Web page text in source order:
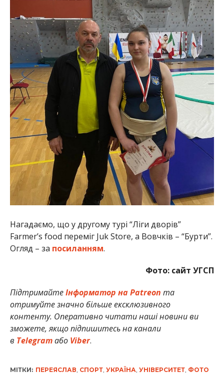
Нагадаємо, що у другому турі “Ліги дворів”
Farmer’s food переміг Juk Store, а Вовчків – “Бурти”.
Огляд – за посиланням.
Фото: сайт УГСП
ПідтримайтеІнформатор на Patreon та
отримуйте значно більше ексклюзивного
контенту. Оперативно читати наші новини ви
зможете, якщо підпишитесь на канали
в Telegramабо Viber.
МІТКИ: ПЕРЕЯСЛАВ СПОРТ, УКРАЇНА УНІВЕРСИТЕТ, ФОТО